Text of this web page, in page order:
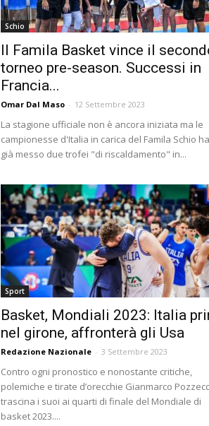
Schio
Il Famila Basket vince il
torneo pre-season. Successi in
Francia...
Omar Dal Maso - 12 Settembre 2023
La stagione ufficiale non è ancora iniziata ma le
campionesse d'Italia in carica del Famila Schio
già messo due trofei "di riscaldamento" in...
Sport
Basket, Mondiali 2023: Italia
nel girone, affronterà gli Usa
Redazione Nazionale - 3 Settembre 2023
Contro ogni pronostico e nonostante critiche,
polemiche e tirate d’orecchie Gianmarco
trascina i suoi ai quarti di finale del Mondiale di
basket 2023....